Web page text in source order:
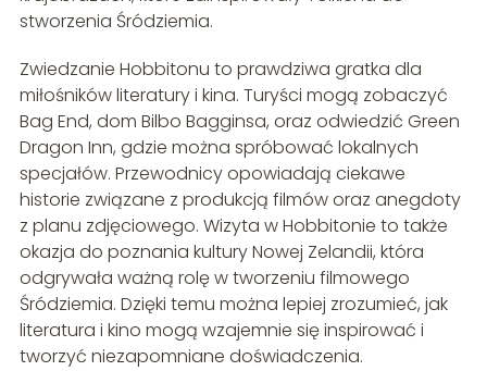
stworzenia Śródziemia.
Zwiedzanie Hobbitonu to prawdziwa gratka dla
miłośników literatury i kina. Turyści mogą zobaczyć
Bag End, dom Bilbo Bagginsa, oraz odwiedzić Green
Dragon Inn, gdzie można spróbować lokalnych
specjałów. Przewodnicy opowiadają ciekawe
historie związane z produkcją filmów oraz anegdoty
z planu zdjęciowego. Wizyta w Hobbitonie to także
okazja do poznania kultury Nowej Zelandii, która
odgrywała ważną rolę w tworzeniu filmowego
Śródziemia. Dzięki temu można lepiej zrozumieć, jak
literatura i kino mogą wzajemnie się inspirować i
tworzyć niezapomniane doświadczenia.